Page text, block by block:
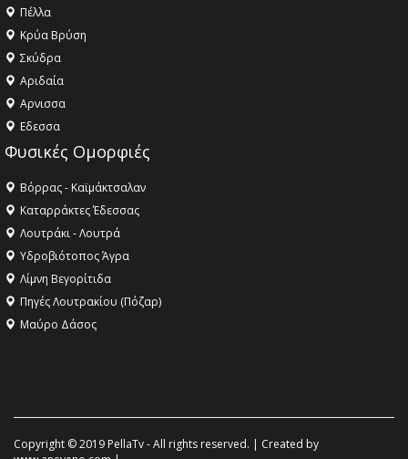
Πέλλα
Κρύα Βρύση
Σκύδρα
Αριδαία
Aρνισσα
Eδεσσα
Φυσικές Ομορφιές
Βόρρας - Καϊμάκτσαλαν
Καταρράκτες Έδεσσας
Λουτράκι - Λουτρά
Υδροβιότοπος Άγρα
Λίμνη Βεγορίτιδα
Πηγές Λουτρακίου (Πόζαρ)
Μαύρο Δάσος
Copyright © 2019 PellaTv - All rights reserved. | Created by